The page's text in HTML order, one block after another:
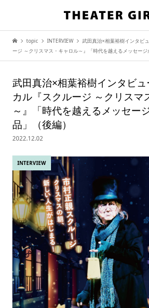
topic INTERVIEW
武田真治×相葉裕樹インタビ
ージ ～クリスマス・キャロル～』「時代を越えるメッセージ
武田真治×相葉裕樹インタビ
カル『スクルージ ～クリスマ
～』「時代を越えるメッセー
品」（後編）
2022.12.02
INTERVIEW